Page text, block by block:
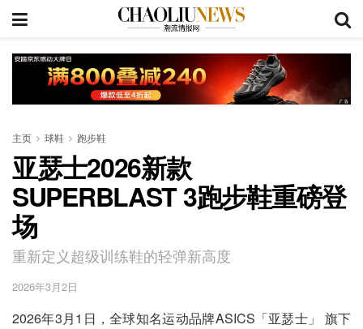
主页 球鞋 跑步鞋
亚瑟士2026新款
SUPERBLAST 3跑步鞋重磅登
场
重新定义超级训练鞋的轻弹新高度
2026年3月2日
2026年3月1日，全球知名运动品牌ASICS「亚瑟士」 旗下